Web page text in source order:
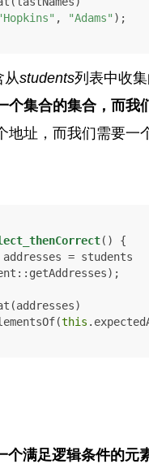
, "Adams" );
从students列表中收
个集合的集合，而我
地址，而我们需要一
()
{
this
个满足逻辑条件的元